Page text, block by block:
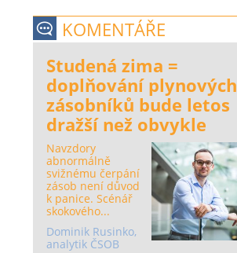
KOMENTÁŘE
Studená zima =
doplňování plynových
zásobníků bude letos
dražší než obvykle
Navzdory
abnormálně
svižnému čerpání
zásob není důvod
k panice. Scénář
skokového...
Dominik Rusinko,
analytik ČSOB